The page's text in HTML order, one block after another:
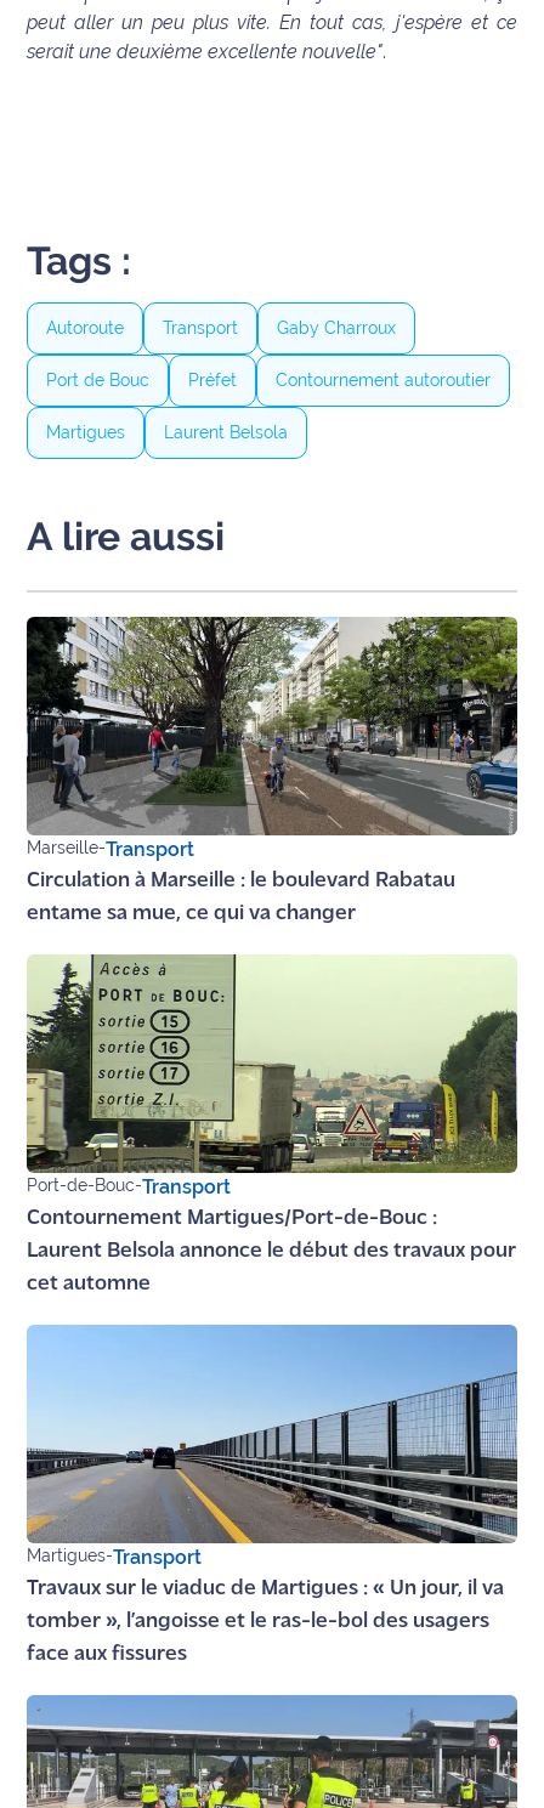
site maritima.fr
peut aller un peu plus vite. En tout cas, j'espère et ce
serait une deuxième excellente nouvelle".
Tags :
Autoroute Transport Gaby Charroux
Port de Bouc Préfet Contournement autoroutier
Martigues Laurent Belsola
A lire aussi
Marseille-Transport
Circulation à Marseille : le boulevard Rabatau
entame sa mue, ce qui va changer
Port-de-Bouc-Transport
Contournement Martigues/Port-de-Bouc :
Laurent Belsola annonce le début des travaux pour
cet automne
Martigues-Transport
Travaux sur le viaduc de Martigues : « Un jour, il va
tomber », l’angoisse et le ras-le-bol des usagers
face aux fissures